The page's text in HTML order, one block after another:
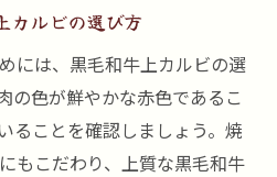
カルビの選び方
には、黒毛和牛上カルビの選
の色が鮮やかな赤色であるこ
ることを確認しましょう。焼
もこだわり、上質な黒毛和牛